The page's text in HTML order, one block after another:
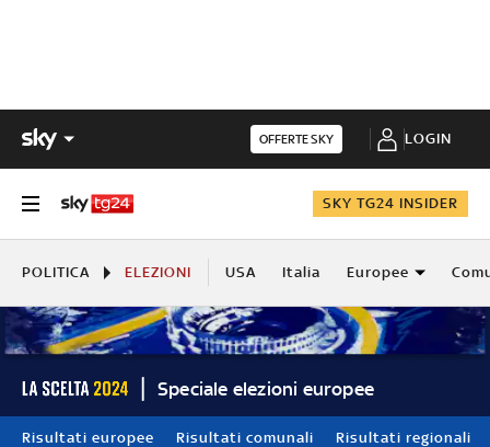
OFFERTE SKY LOGIN
SKY TG24 INSIDER
POLITICA ELEZIONI USA Italia Europee
Speciale elezioni europee
Risultati europee Risultati comunali Risultati regionali